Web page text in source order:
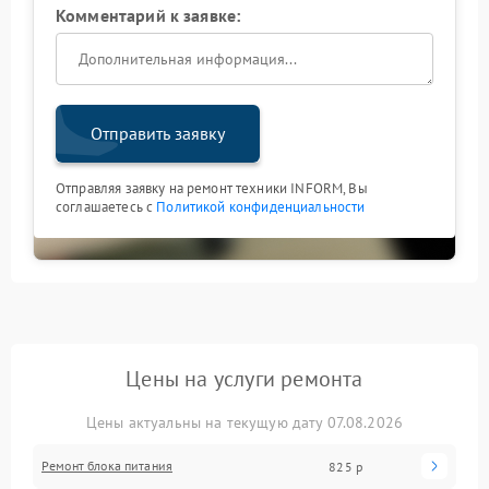
Комментарий к заявке:
Отправить заявку
Отправляя заявку на ремонт техники INFORM, Вы
соглашаетесь с Политикой конфиденциальности
Цены на услуги ремонта
Цены актуальны на текущую дату 07.08.2026
Ремонт блока питания 825 р